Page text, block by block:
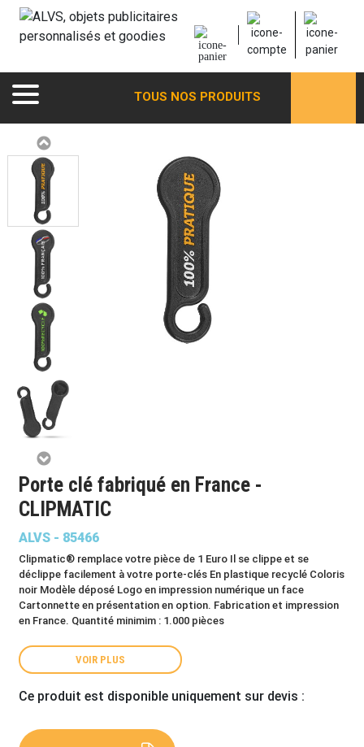
TOUS NOS PRODUITS
Porte clé fabriqué en France -
CLIPMATIC
ALVS - 85466
Clipmatic® remplace votre pièce de 1 Euro Il se clippe et se
déclippe facilement à votre porte-clés En plastique recyclé Coloris
noir Modèle déposé Logo en impression numérique un face
Cartonnette en présentation en option. Fabrication et impression
en France. Quantité minimim : 1.000 pièces
VOIR PLUS
Ce produit est disponible uniquement sur devis :